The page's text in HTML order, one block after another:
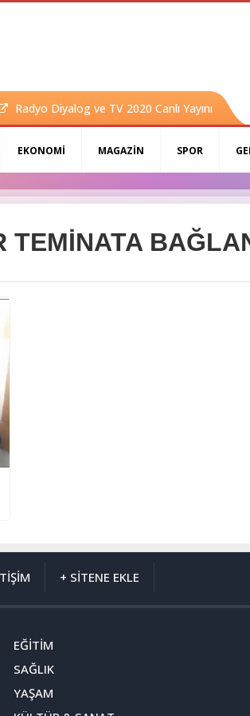
Radyo Diyalog ve TV 2020 Canlı Yayını
EKONOMİ MAGAZİN SPOR
TEMİNATA
+ SİTENE EKLE
EĞİTİM
SAĞLIK
YAŞAM